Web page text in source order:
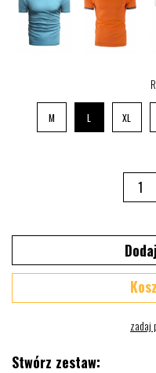
M L XL
Stwórz zestaw: